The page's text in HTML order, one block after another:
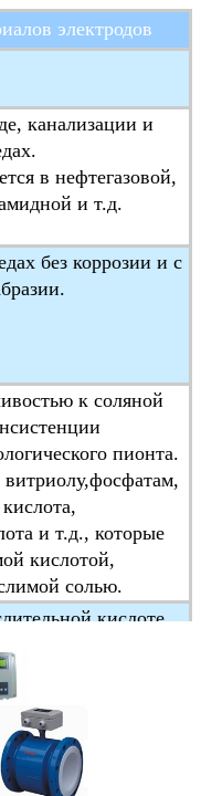
потока < 15 м/с
тип,
экс-прочный тип
электродов
канализации и
в нефтегазовой,
и т.д.
без коррозии и с
к соляной
пионта.
и т.д., которые
кислотой,
солью.
кислоте,
соли, такие как
вода
воде,хлоридах,